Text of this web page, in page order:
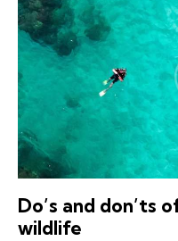
Do’s and don’ts
wildlife